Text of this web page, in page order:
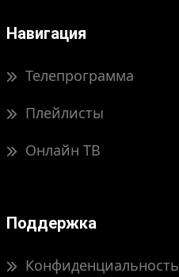
Навигация
Телепрограмма
Плейлисты
Онлайн ТВ
Поддержка
Конфиденциальность